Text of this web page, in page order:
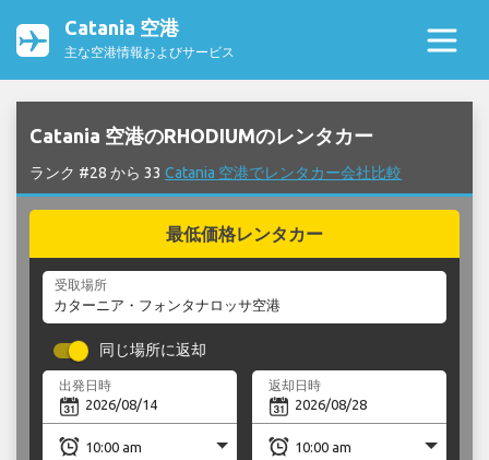
Catania 空港
主な空港情報およびサービス
Catania 空港のRHODIUMのレンタカー
ランク #28 から 33 Catania 空港でレンタカー会社比較
最低価格レンタカー
受取場所
同じ場所に返却
出発日時 返却日時